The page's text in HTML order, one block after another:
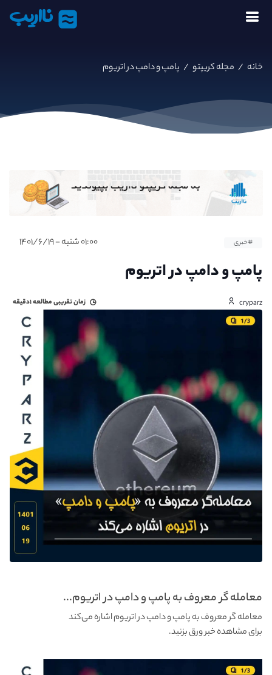
نااریب
خانه / مجله کریپتو / پامپ و دامپ در اتریوم
#خبری ۰۱:۰۰ شنبه - ۱۴۰۱/۶/۱۹
پامپ و دامپ در اتریوم
cryparz زمان تقریبی مطالعه۱دقیقه
معامله گر معروف به پامپ و دامپ در اتریوم...
معامله گر معروف به پامپ و دامپ در اتریوم اشاره می‌کند
برای مشاهده خبر ورق بزنید.